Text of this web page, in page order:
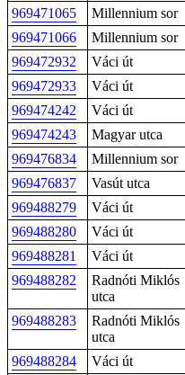
969471065
Millennium sor
969471066
Millennium sor
969472932
Váci út
969472933
Váci út
969474242
Váci út
969474243
Magyar utca
969476834
Millennium sor
969476837
Vasút utca
969488279
Váci út
969488280
Váci út
969488281
Váci út
969488282
Radnóti Miklós
utca
969488283
Radnóti Miklós
utca
969488284 Váci út